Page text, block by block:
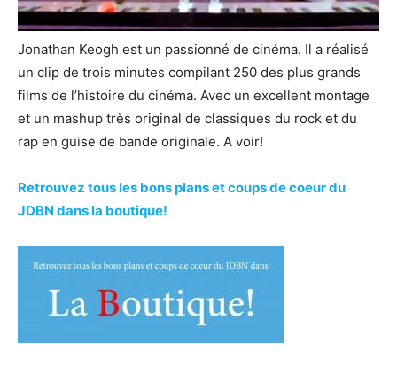
Jonathan Keogh est un passionné de cinéma. Il a réalisé
un clip de trois minutes compilant 250 des plus grands
films de l’histoire du cinéma. Avec un excellent montage
et un mashup très original de classiques du rock et du
rap en guise de bande originale. A voir!
Retrouvez tous les bons plans et coups de coeur du
JDBN dans la boutique!